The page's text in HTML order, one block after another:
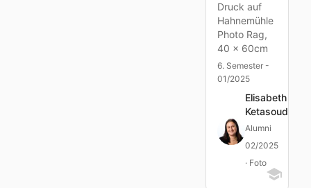
Druck auf
Hahnemühle
Photo Rag,
40 x 60cm
6. Semester -
01/2025
Elisabeth
Ketasoudis
Alumni
02/2025
· Foto